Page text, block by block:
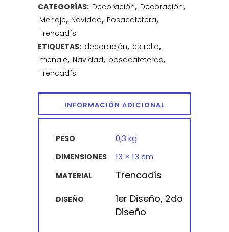
CATEGORÍAS: Decoración, Decoración,
Menaje, Navidad, Posacafetera,
Trencadís
ETIQUETAS: decoración, estrella,
menaje, Navidad, posacafeteras,
Trencadís
INFORMACIÓN ADICIONAL
PESO 0,3 kg
DIMENSIONES 13 × 13 cm
MATERIAL Trencadís
DISEÑO
1er Diseño, 2do
Diseño